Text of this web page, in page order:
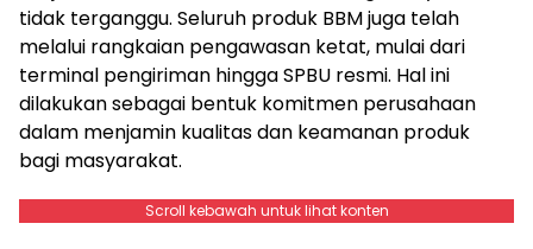
tidak terganggu. Seluruh produk BBM juga telah
melalui rangkaian pengawasan ketat, mulai dari
terminal pengiriman hingga SPBU resmi. Hal ini
dilakukan sebagai bentuk komitmen perusahaan
dalam menjamin kualitas dan keamanan produk
bagi masyarakat.
Scroll kebawah untuk lihat konten